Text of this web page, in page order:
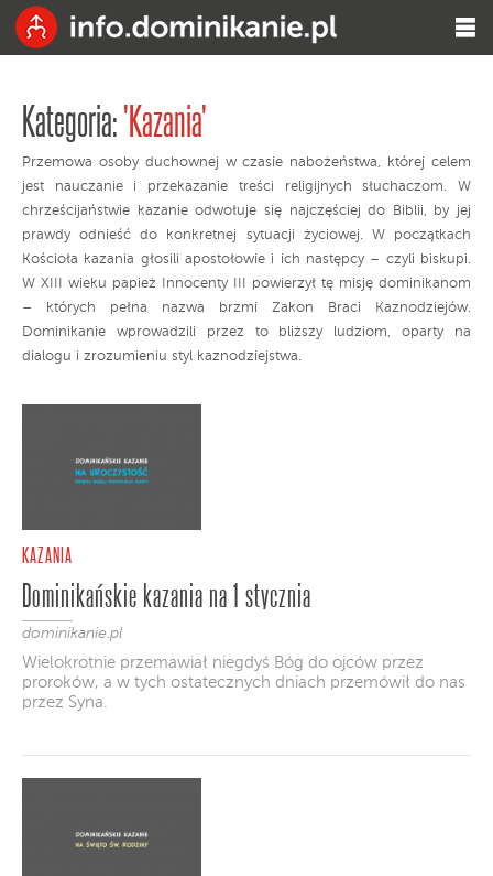
Kategoria:'Kazania'
Przemowa osoby duchownej w czasie nabożeństwa, której celem
jest nauczanie i przekazanie treści religijnych słuchaczom. W
chrześcijaństwie kazanie odwołuje się najczęściej do Biblii, by jej
prawdy odnieść do konkretnej sytuacji życiowej. W początkach
Kościoła kazania głosili apostołowie i ich następcy – czyli biskupi.
W XIII wieku papież Innocenty III powierzył tę misję dominikanom
– których pełna nazwa brzmi Zakon Braci Kaznodziejów.
Dominikanie wprowadzili przez to bliższy ludziom, oparty na
dialogu i zrozumieniu styl kaznodziejstwa.
KAZANIA
Dominikańskie kazania na 1 stycznia
dominikanie.pl
Wielokrotnie przemawiał niegdyś Bóg do ojców przez
proroków, a w tych ostatecznych dniach przemówił do nas
przez Syna.